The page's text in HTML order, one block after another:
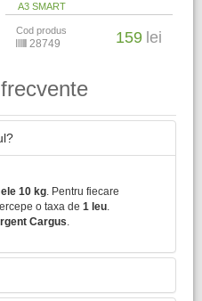
A3 SMART
Cod produs
28749 159 lei
10 kg . Pentru fiecare
o taxa de 1 leu
Cargus